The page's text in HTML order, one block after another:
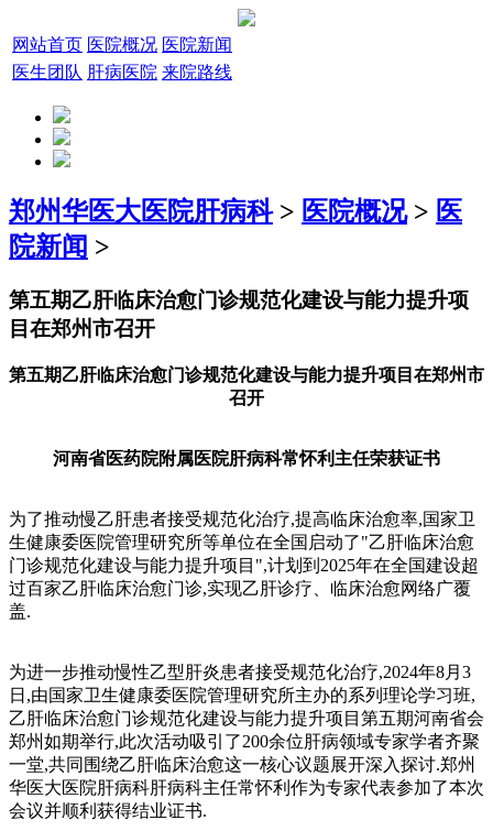
网站首页 医院概况 医院新闻
医生团队 肝病医院 来院路线
郑州华医大医院肝病科> 医院概况> 医
院新闻 >
第五期乙肝临床治愈门诊规范化建设与能力提升项
目在郑州市召开
第五期乙肝临床治愈门诊规范化建设与能力提升项目在郑州市
召开
河南省医药院附属医院肝病科常怀利主任荣获证书
为了推动慢乙肝患者接受规范化治疗,提高临床治愈率,国家卫
生健康委医院管理研究所等单位在全国启动了"乙肝临床治愈
门诊规范化建设与能力提升项目",计划到2025年在全国建设超
过百家乙肝临床治愈门诊,实现乙肝诊疗、临床治愈网络广覆
盖.
为进一步推动慢性乙型肝炎患者接受规范化治疗,2024年8月3
日,由国家卫生健康委医院管理研究所主办的系列理论学习班,
乙肝临床治愈门诊规范化建设与能力提升项目第五期河南省会
郑州如期举行,此次活动吸引了200余位肝病领域专家学者齐聚
一堂,共同围绕乙肝临床治愈这一核心议题展开深入探讨.郑州
华医大医院肝病科肝病科主任常怀利作为专家代表参加了本次
会议并顺利获得结业证书.